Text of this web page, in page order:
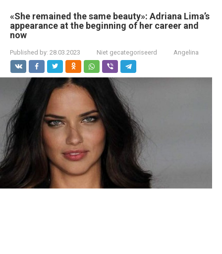
«She remained the same beauty»: Adriana Lima’s
appearance at the beginning of her career and
now
Published by: 28.03.2023 Niet gecategoriseerd Angelina